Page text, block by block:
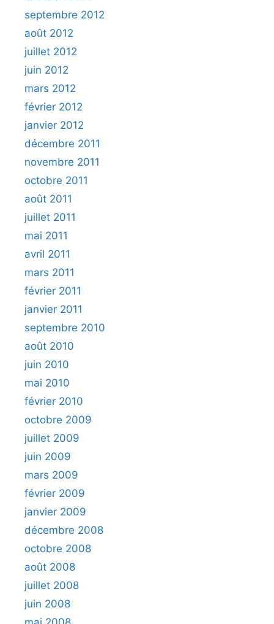
septembre 2012
août 2012
juillet 2012
juin 2012
mars 2012
février 2012
janvier 2012
décembre 2011
novembre 2011
octobre 2011
août 2011
juillet 2011
mai 2011
avril 2011
mars 2011
février 2011
janvier 2011
septembre 2010
août 2010
juin 2010
mai 2010
février 2010
octobre 2009
juillet 2009
juin 2009
mars 2009
février 2009
janvier 2009
décembre 2008
octobre 2008
août 2008
juillet 2008
juin 2008